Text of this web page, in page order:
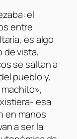
el
entre
es algo
de vista,
se saltan a
pueblo y,
esa
en manos
a ser la